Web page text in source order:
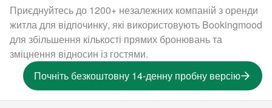
Приєднуйтесь до 1200+ незалежних компаній з оренди
житла для відпочинку, які використовують Bookingmood
для збільшення кількості прямих бронювань та
зміцнення відносин із гостями.
Почніть безкоштовну 14-денну пробну версію